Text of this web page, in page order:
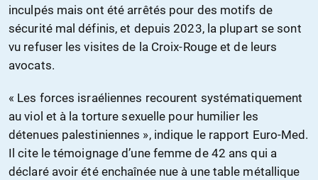
inculpés mais ont été arrêtés pour des motifs de
sécurité mal définis, et depuis 2023, la plupart se sont
vu refuser les visites de la Croix-Rouge et de leurs
avocats.
« Les forces israéliennes recourent systématiquement
au viol et à la torture sexuelle pour humilier les
détenues palestiniennes », indique le rapport Euro-Med.
Il cite le témoignage d’une femme de 42 ans qui a
déclaré avoir été enchaînée nue à une table métallique